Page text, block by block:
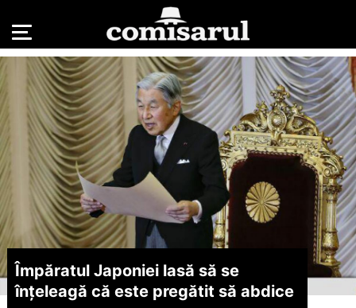
Împăratul Japoniei lasă să se
înțeleagă că este pregătit să abdice